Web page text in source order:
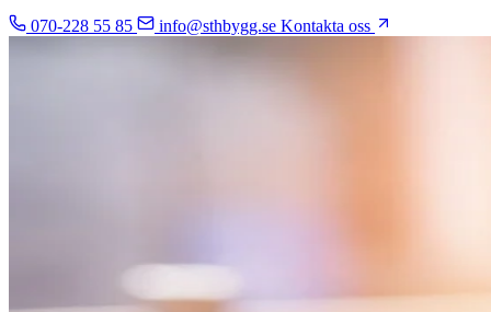
070-228 55 85 info@sthbygg.se Kontakta oss